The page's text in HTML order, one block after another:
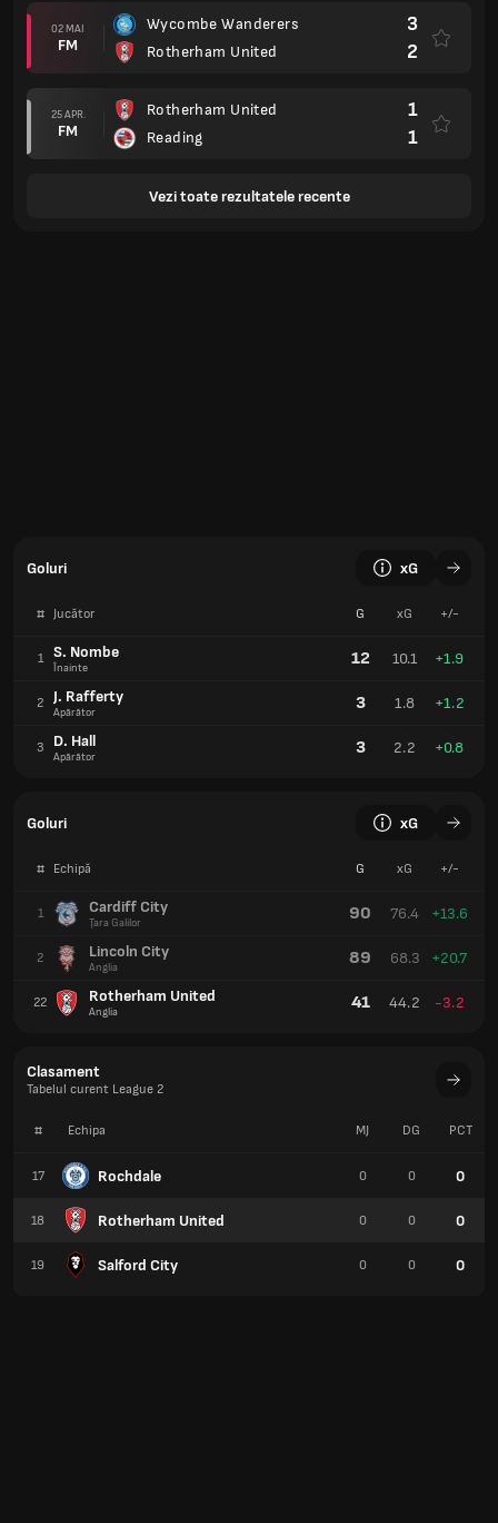
02 MAI
FM
Wycombe Wanderers
Rotherham United
3
2
25 APR.
FM
Rotherham United
Reading
1
1
Vezi toate rezultatele recente
Goluri xG
# Jucător G xG +/-
1 S. Nombe
Înainte 12 10.1 +1.9
2 J. Rafferty
Apărător 3 1.8 +1.2
3 D. Hall
Apărător 3 2.2 +0.8
Goluri xG
# Echipă G xG +/-
1 Cardiff City
Ţara Galilor 90 76.4 +13.6
2 Lincoln City
Anglia 89 68.3 +20.7
22 Rotherham United
Anglia 41 44.2 -3.2
Clasament
Tabelul curent League 2
# Echipa
17 Rochdale
18 Rotherham United
19 Salford City
MJ DG PCT
0 0 0
0 0 0
0 0 0